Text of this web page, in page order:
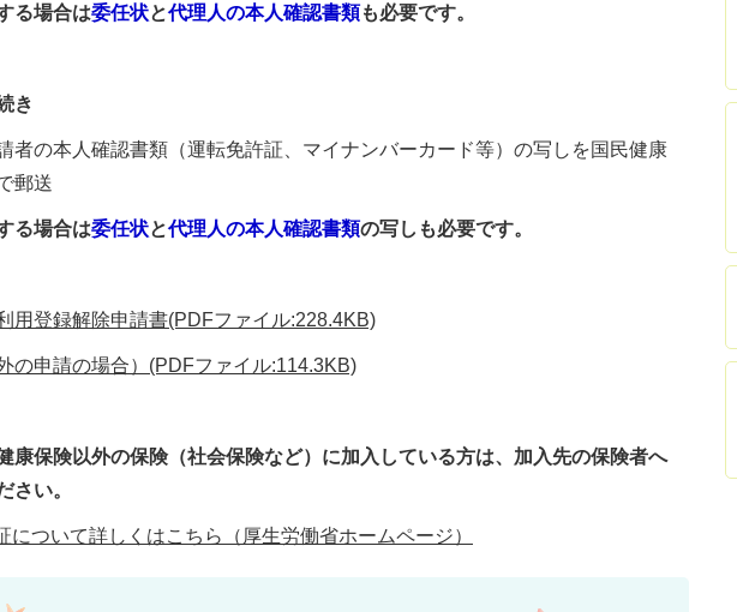
る場合は委任状と代理人の本人確認書類も必要です。
き
者の本人確認書類（運転免許証、マイナンバーカード等）の写しを国民健康
郵送
る場合は委任状と代理人の本人確認書類の写しも必要です。
用登録解除申請書(PDFファイル:228.4KB)
の申請の場合）(PDFファイル:114.3KB)
康保険以外の保険（社会保険など）に加入している方は、加入先の保険者へ
さい。
について詳しくはこちら（厚生労働省ホームページ）